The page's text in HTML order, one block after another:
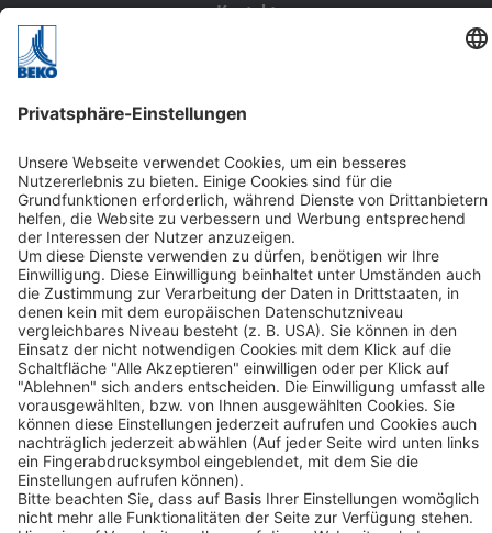
Kontakt
D-41468 Neuss
Kontakt
Folgen Sie uns:
kununu Top Company 2024